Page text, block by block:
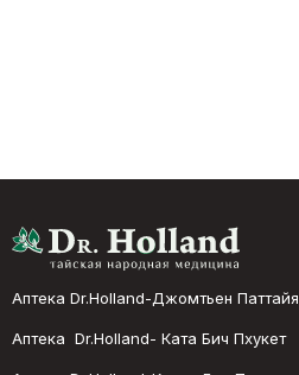
Аптека Dr.Holland-Джомтьен Паттайя
Аптека Dr.Holland- Ката Бич Пхукет